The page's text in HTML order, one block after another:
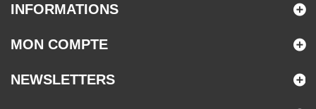
INFORMATIONS
MON COMPTE
NEWSLETTERS